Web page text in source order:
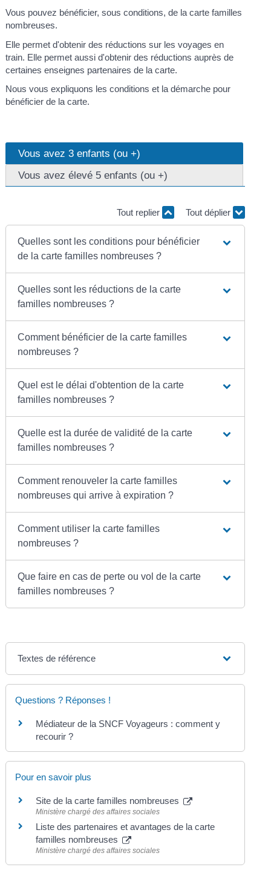
Vous pouvez bénéficier, sous conditions, de la carte familles
nombreuses.
Elle permet d'obtenir des réductions sur les voyages en
train. Elle permet aussi d'obtenir des réductions auprès de
certaines enseignes partenaires de la carte.
Nous vous expliquons les conditions et la démarche pour
bénéficier de la carte.
Vous avez 3 enfants (ou +)
Vous avez élevé 5 enfants (ou +)
Tout replier Tout déplier
Quelles sont les conditions pour bénéficier
de la carte familles nombreuses ?
Quelles sont les réductions de la carte
familles nombreuses ?
Comment bénéficier de la carte familles
nombreuses ?
Quel est le délai d'obtention de la carte
familles nombreuses ?
Quelle est la durée de validité de la carte
familles nombreuses ?
Comment renouveler la carte familles
nombreuses qui arrive à expiration ?
Comment utiliser la carte familles
nombreuses ?
Que faire en cas de perte ou vol de la carte
familles nombreuses ?
Textes de référence
Questions ? Réponses !
Médiateur de la SNCF Voyageurs : comment y
recourir ?
Pour en savoir plus
Site de la carte familles nombreuses
Ministère chargé des affaires sociales
Liste des partenaires et avantages de la carte
familles nombreuses
Ministère chargé des affaires sociales